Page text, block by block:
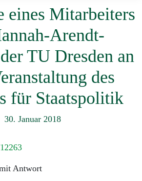
eines Mitarbeiters
Arendt-
TU Dresden an
des
für Staatspolitik
30. Januar 2018
Antwort